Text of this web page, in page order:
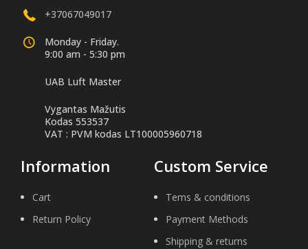
+37067049017
Monday - Friday.
9:00 am - 5:30 pm
UAB Luft Master
Vygantas Mažutis
Kodas 553537
VAT : PVM kodas LT100005960718
Information
Cart
Return Policy
Custom Service
Tems & conditions
Payment Methods
Shipping & returns